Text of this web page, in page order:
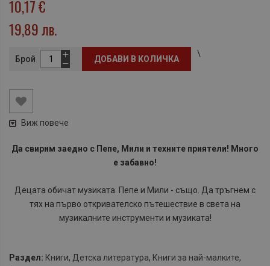
10,17 €
19,89 лв.
Брой ДОБАВИ В КОЛИЧКА
\
Виж повече
​Да свирим заедно с Пепе, Мили и техните приятели! Много
е забавно!
Децата обичат музиката. Пепе и Мили - също. Да тръгнем с
тях на първо откривателско пътешествие в света на
музикалните инструменти и музиката!
Раздел: Книги, Детска литература, Книги за най-малките,